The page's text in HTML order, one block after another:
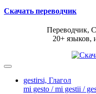
Скачать переводчик
Переводчик,
20+ языков,
gestirsi, Глагол
mi gesto / mi gestii /